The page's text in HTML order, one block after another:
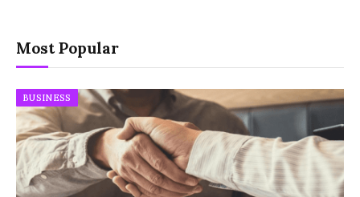
Most Popular
BUSINESS